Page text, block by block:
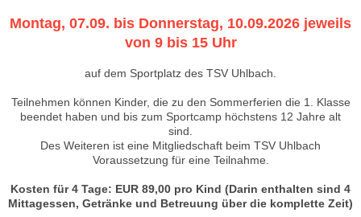
Montag, 07.09. bis Donnerstag, 10.09.2026 jeweils
von 9 bis 15 Uhr
auf dem Sportplatz des TSV Uhlbach.
Teilnehmen können Kinder, die zu den Sommerferien die 1. Klasse
beendet haben und bis zum Sportcamp höchstens 12 Jahre alt
sind.
Des Weiteren ist eine Mitgliedschaft beim TSV Uhlbach
Voraussetzung für eine Teilnahme.
Kosten für 4 Tage: EUR 89,00 pro Kind (Darin enthalten sind 4
Mittagessen, Getränke und Betreuung über die komplette Zeit)